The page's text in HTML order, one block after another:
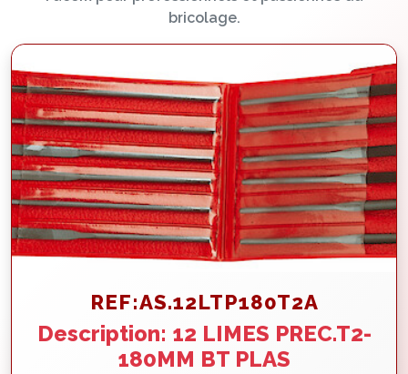
bricolage.
REF:AS.12LTP180T2A
Description: 12 LIMES PREC.T2-
180MM BT PLAS